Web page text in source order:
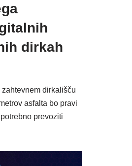
dirkah
dirkališču
asfalta bo pravi
prevoziti